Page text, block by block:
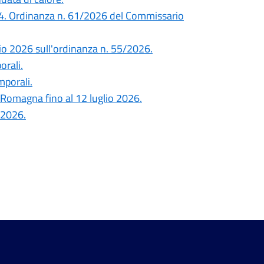
Ordinanza n. 61/2026 del Commissario
2026 sull'ordinanza n. 55/2026.
fino al 12 luglio 2026.